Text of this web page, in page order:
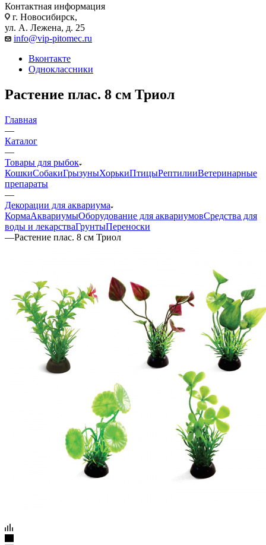
Контактная информация
г. Новосибирск,
ул. А. Лежена, д. 25
info@vip-pitomec.ru
Вконтакте
Одноклассники
Растение плас. 8 см Триол
Главная
—
Каталог
—
Товары для рыбок
КошкиСобакиГрызуныХорькиПтицыРептилииВетеринарные
препараты
—
Декорации для аквариума
КормаАквариумыОборудование для аквариумовСредства для
воды и лекарстваГрунтыПереноски
—Растение плас. 8 см Триол